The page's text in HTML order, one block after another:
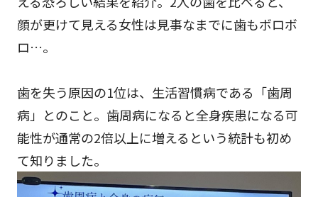
顔が更けて見える女性は見事なまでに歯もボロボ
ロ…。
歯を失う原因の1位は、生活習慣病である「歯周
病」とのこと。歯周病になると全身疾患になる可
能性が通常の2倍以上に増えるという統計も初め
て知りました。